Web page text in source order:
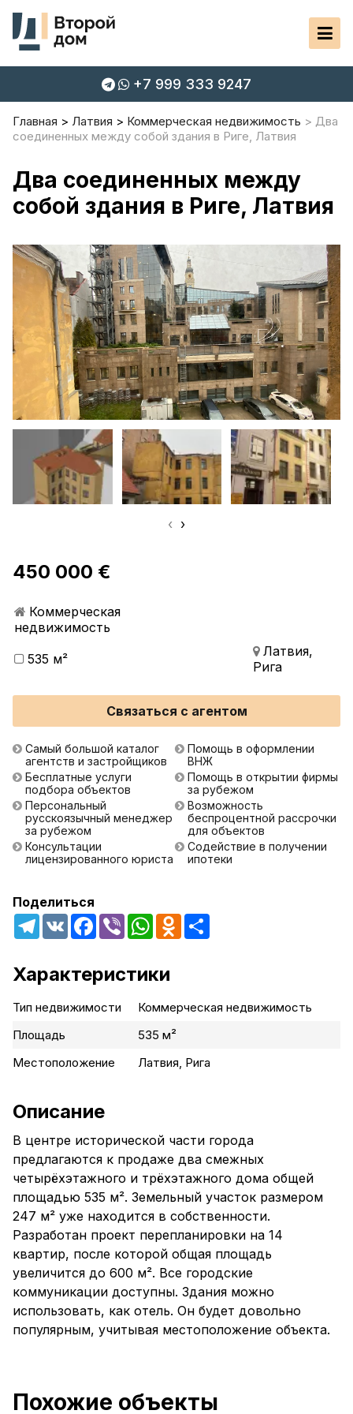
+7 999 333 9247
Главная Латвия Коммерческая недвижимость
Два
соединенных между собой здания в Риге, Латвия
Два соединенных между
собой здания в Риге, Латвия
‹ ›
450 000 €
Коммерческая
недвижимость
535 м²
Латвия,
Рига
Связаться с агентом
Самый большой каталог
агентств и застройщиков
Бесплатные услуги
подбора объектов
Персональный
русскоязычный менеджер
за рубежом
Консультации
лицензированного юриста
Помощь в оформлении
ВНЖ
Помощь в открытии фирмы
за рубежом
Возможность
беспроцентной рассрочки
для объектов
Содействие в получении
ипотеки
Поделиться
Telegram
VK Facebook
Viber WhatsAppOdnoklassniki
Характеристики
Тип недвижимости
Коммерческая недвижимость
Площадь
535 м²
Местоположение
Латвия, Рига
Описание
В центре исторической части города
предлагаются к продаже два смежных
четырёхэтажного и трёхэтажного дома общей
площадью 535 м². Земельный участок размером
247 м² уже находится в собственности.
Разработан проект перепланировки на 14
квартир, после которой общая площадь
увеличится до 600 м². Все городские
коммуникации доступны. Здания можно
использовать, как отель. Он будет довольно
популярным, учитывая местоположение объекта.
Похожие объекты